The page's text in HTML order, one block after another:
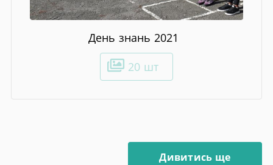
День знань 2021
20 шт
Дивитись ще